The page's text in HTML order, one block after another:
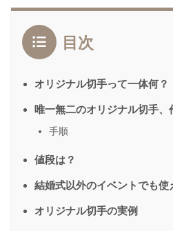
目次
オリジナル切手って一体何？
唯一無二のオリジナル切手、
手順
値段は？
結婚式以外のイベントでも使
オリジナル切手の実例